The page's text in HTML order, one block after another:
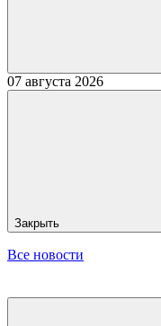
07 августа 2026
Закрыть
Все новости